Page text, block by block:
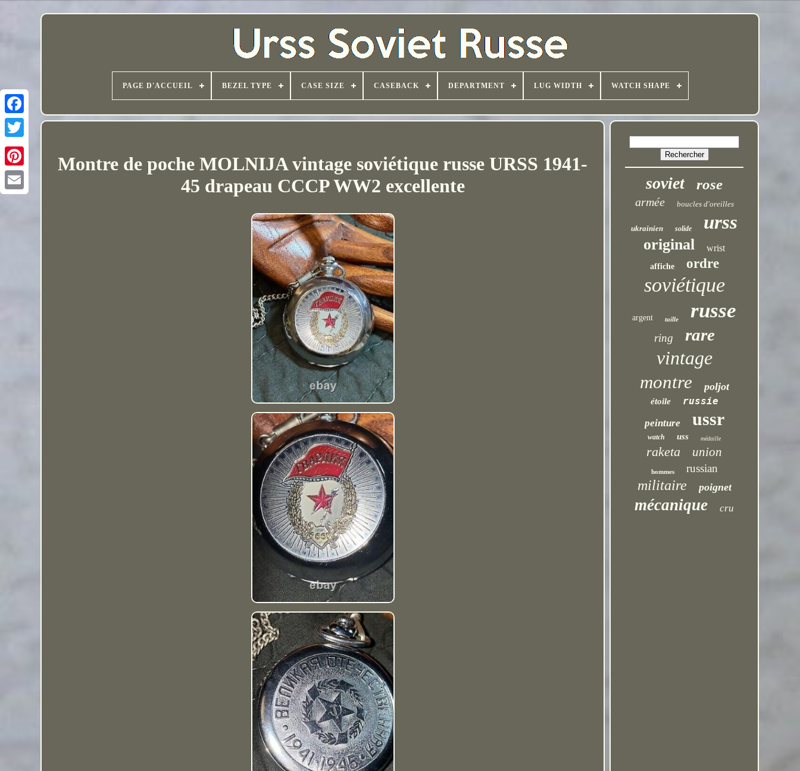
PAGE D'ACCUEIL BEZEL TYPE CASE SIZE CASEBACK DEPARTMENT LUG WIDTH WATCH SHAPE
Montre de poche MOLNIJA vintage soviétique russe URSS 1941-
45 drapeau CCCP WW2 excellente
soviet rose
armée boucles d'oreilles
ukrainien solide urss
original wrist
affiche ordre
soviétique
argent taille russe
ring rare
vintage
montre poljot
étoile
russie
peinture
ussr
watch uss médaille
raketa union
hommes russian
militaire poignet
mécanique cru